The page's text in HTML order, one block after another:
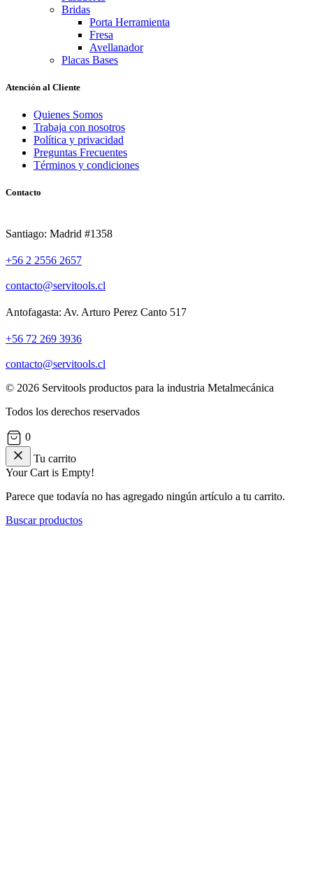
Bridas
Porta Herramienta
Fresa
Avellanador
Placas Bases
Atención al Cliente
Quienes Somos
Trabaja con nosotros
Política y privacidad
Preguntas Frecuentes
Términos y condiciones
Contacto
Santiago: Madrid #1358
+56 2 2556 2657
contacto@servitools.cl
Antofagasta: Av. Arturo Perez Canto 517
+56 72 269 3936
contacto@servitools.cl
© 2026 Servitools productos para la industria Metalmecánica
Todos los derechos reservados
0
Tu carrito
Your Cart is Empty!
Parece que todavía no has agregado ningún artículo a tu carrito.
Buscar productos